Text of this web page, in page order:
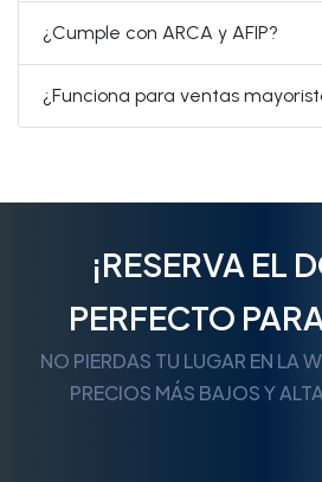
¿Cumple con ARCA y AFIP?
¿Funciona para ventas
¡RESERVA EL
PERFECTO
NO PIERDAS TU LUGAR EN LA
PRECIOS MÁS BAJOS Y